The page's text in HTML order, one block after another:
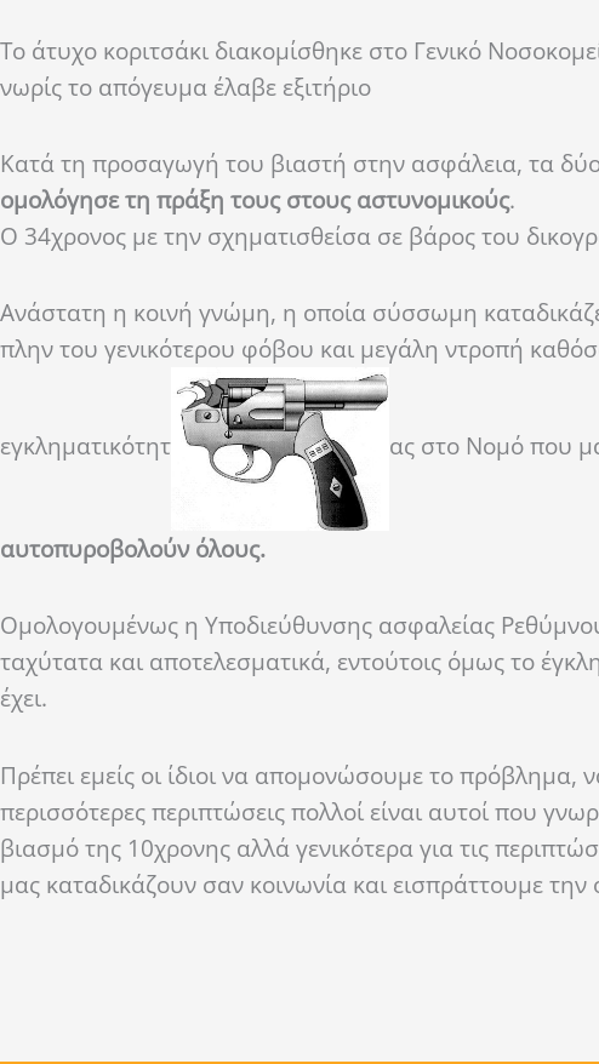
Το άτυχο κοριτσάκι διακομίσθηκε στο Γενικό
νωρίς το απόγευμα έλαβε εξιτήριο
Κατά τη προσαγωγή του βιαστή στην ασφάλεια, τα
ομολόγησε τη πράξη τους στους αστυνομικούς.
Ο 34χρονος με την σχηματισθείσα σε βάρος του
Ανάστατη η κοινή γνώμη, η οποία σύσσωμη
πλην του γενικότερου φόβου και μεγάλη ντροπή
εγκληματικότητ ας στο Νομό που
αυτοπυροβολούν όλους.
Ομολογουμένως η Υποδιεύθυνσης ασφαλείας
ταχύτατα και αποτελεσματικά, εντούτοις όμως το
έχει.
Πρέπει εμείς οι ίδιοι να απομονώσουμε το πρόβλημα,
περισσότερες περιπτώσεις πολλοί είναι αυτοί που
βιασμό της 10χρονης αλλά γενικότερα για τις
μας καταδικάζουν σαν κοινωνία και εισπράττουμε